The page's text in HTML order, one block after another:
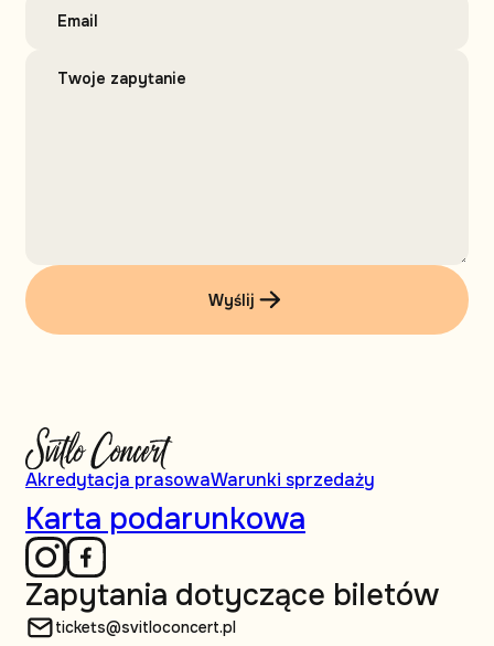
Wyślij
Akredytacja prasowaWarunki sprzedaży
Karta podarunkowa
Zapytania dotyczące biletów
tickets@svitloconcert.pl